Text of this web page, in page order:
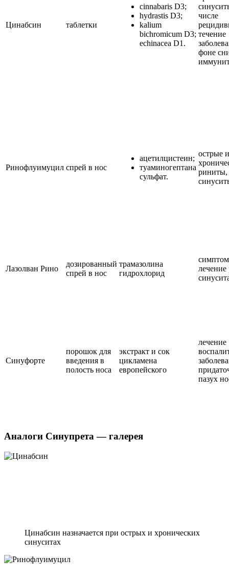
Цинабсин таблетки
cinnabaris D3;
hydrastis D3;
kalium
bichromicum D3;
echinacea D1.
числе
течение
фоне
Ринофлуимуцил спрей в нос
ацетилцистеин;
туаминогептана
сульфат.
острые и
риниты,
Лазолван Рино
дозированный
спрей в нос
трамазолина
гидрохлорид
лечение
Синуфорте
порошок для
введения в
полость носа
экстракт и сок
цикламена
европейского
лечение
пазух
Аналоги Синупрета — галерея
Цинабсин назначается при острых и хронических
синуситах